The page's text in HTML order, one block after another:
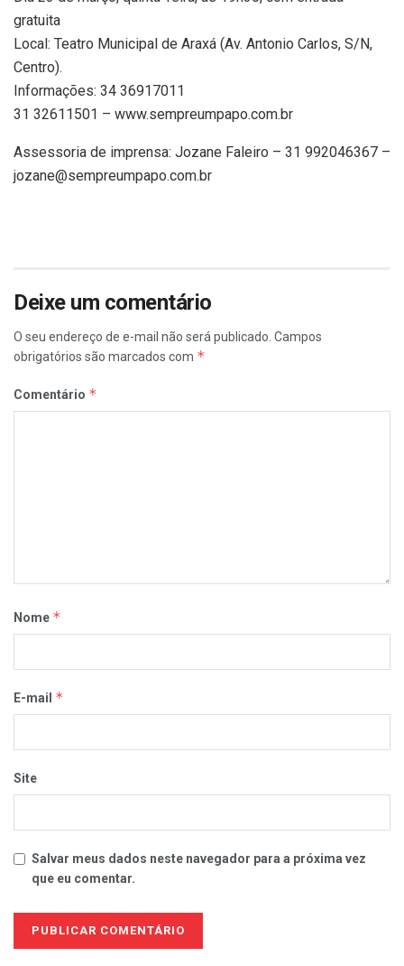
gratuita
Local: Teatro Municipal de Araxá (Av. Antonio Carlos, S/N,
Centro).
Informações: 34 36917011
31 32611501 – www.sempreumpapo.com.br
Assessoria de imprensa: Jozane Faleiro – 31 992046367 –
jozane@sempreumpapo.com.br
Deixe um comentário
O seu endereço de e-mail não será publicado. Campos
obrigatórios são marcados com *
Comentário *
Nome *
E-mail *
Site
Salvar meus dados neste navegador para a próxima vez
que eu comentar.